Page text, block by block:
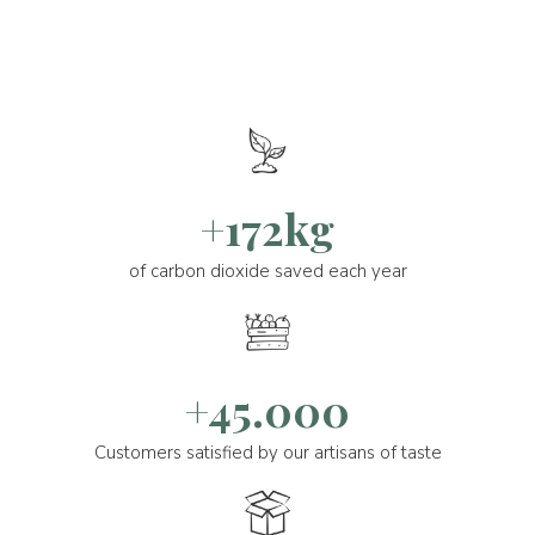
+172kg
of carbon dioxide saved each year
+45.000
Customers satisfied by our artisans of taste